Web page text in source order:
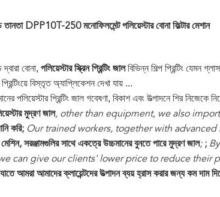
DPP10T-250 মনোফিলমেন্ট পলিয়েস্টার বোনা ফিল্টার মেশান
বোনা, পলিয়েস্টার স্ক্রিন প্রিন্টিং জালবিভিন্ন শিল্প প্রিন্টিং যেমন গ্লাস
বিস্তৃত অ্যাপ্লিকেশন দেখা যায় ...
পলিয়েস্টার প্রিন্টিং জাল গবেষণা, বিকাশ এবং উত্পাদনে শির
মুদ্রণ জাল, other than equipment, we also
করি; Our trained workers, together with
সরঞ্জামগুলির সাথে একত্রে উচ্চমানের বুনতে পারে মুদ্রণ জাল; ;
can give our clients' lower price to reduce their
আমরা আমাদের ক্লায়েন্টদের উত্পাদন ব্যয় হ্রাস করার জন্য কম দাম